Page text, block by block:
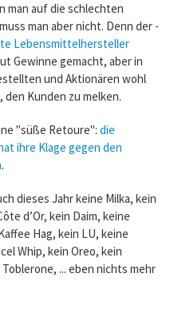
man auf die schlechten
man aber nicht. Denn der -
Lebensmittelhersteller
Gewinne gemacht, aber in
und Aktionären wohl
Kunden zu melken.
"süße Retoure": die
ihre Klage gegen den
.
dieses Jahr keine Milka, kein
d’Or, kein Daim, keine
Hag, kein LU, keine
Whip, kein Oreo, kein
... eben nichts mehr